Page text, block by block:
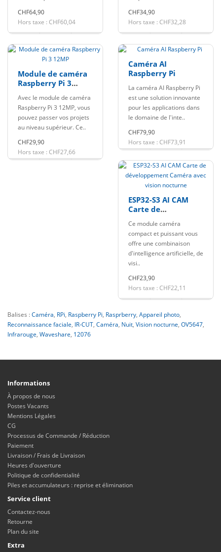
CHF64,90
Hors taxe : CHF60,04
CHF34,90
Hors taxe : CHF32,28
Module de caméra
Raspberry Pi 3
Avec le module de caméra
Raspberry Pi 3 12MP, vous
pouvez passer vos projets
au niveau supérieur. Ce..
CHF29,90
Hors taxe : CHF27,66
Caméra AI
Raspberry Pi
La caméra AI Raspberry Pi
est une solution innovante
pour les applications dans
le domaine de l'inte..
CHF79,90
Hors taxe : CHF73,91
ESP32-S3 AI CAM
Carte de
Caméra avec vision
nocturne
Ce module caméra
compact et puissant vous
offre une combinaison
d'intelligence artificielle, de
visi..
CHF23,90
Hors taxe : CHF22,11
Balises :Caméra, RPi, Raspberry Pi, Rasprberry, Appareil photo,
Reconnaissance faciale, IR-CUT, Caméra, Nuit, Vision nocturne, OV5647,
Infrarouge, Waveshare, 12076
Informations
À propos de nous
Postes Vacants
Mentions Légales
CG
Processus de Commande / Réduction
Paiement
Livraison / Frais de Livraison
Heures d'ouverture
Politique de confidentialité
Piles et accumulateurs : reprise et élimination
Service client
Contactez-nous
Retourne
Plan du site
Extra